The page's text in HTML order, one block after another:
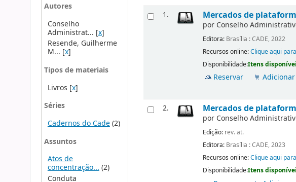
Autores
Conselho
Administrat... [x]
Resende, Guilherme
M... [x]
Tipos de materiais
Livros [x]
Séries
Cadernos do Cade(2)
Assuntos
Atos de
concentração...(2)
Conduta
1. Mercados de
por Conselho
Editora: Brasília : CADE, 2022
Recursos online:Clique aqui
Disponibilidade:Itens
Reservar
2. Mercados de
por Conselho
Edição: rev. at.
Editora: Brasília : CADE, 2023
Recursos online:Clique aqui
Disponibilidade:Itens